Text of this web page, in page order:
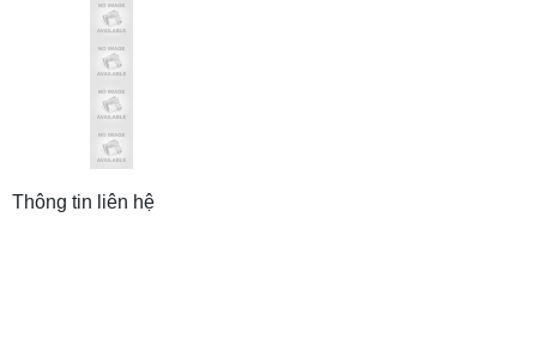
Thông tin liên hệ